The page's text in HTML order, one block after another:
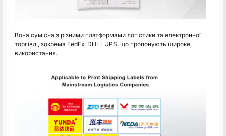
Вона сумісна з різними платформами логістики та електронної
торгівлі, зокрема FedEx, DHL і UPS, що пропонують широке
використання.